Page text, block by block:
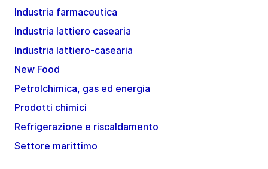
Industria farmaceutica
Industria lattiero casearia
Industria lattiero-casearia
New Food
Petrolchimica, gas ed energia
Prodotti chimici
Refrigerazione e riscaldamento
Settore marittimo